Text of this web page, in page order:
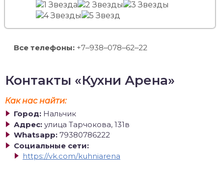
Все телефоны: +7‒938‒078‒62‒22
Контакты «Кухни Арена»
Как нас найти:
Город: Нальчик
Адрес: улица Тарчокова, 131в
Whatsapp: 79380786222
Социальные сети:
https://vk.com/kuhniarena